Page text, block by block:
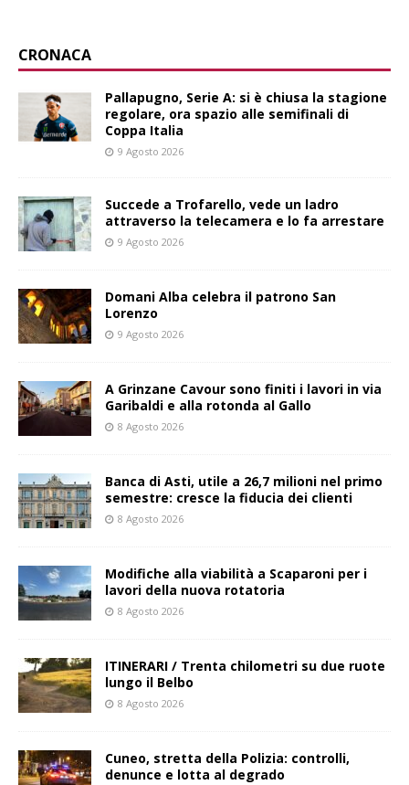
CRONACA
Pallapugno, Serie A: si è chiusa la stagione
regolare, ora spazio alle semifinali di
Coppa Italia
9 Agosto 2026
Succede a Trofarello, vede un ladro
attraverso la telecamera e lo fa arrestare
9 Agosto 2026
Domani Alba celebra il patrono San
Lorenzo
9 Agosto 2026
A Grinzane Cavour sono finiti i lavori in via
Garibaldi e alla rotonda al Gallo
8 Agosto 2026
Banca di Asti, utile a 26,7 milioni nel primo
semestre: cresce la fiducia dei clienti
8 Agosto 2026
Modifiche alla viabilità a Scaparoni per i
lavori della nuova rotatoria
8 Agosto 2026
ITINERARI / Trenta chilometri su due ruote
lungo il Belbo
8 Agosto 2026
Cuneo, stretta della Polizia: controlli,
denunce e lotta al degrado